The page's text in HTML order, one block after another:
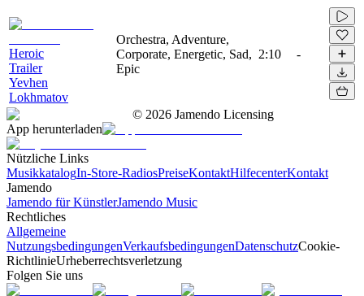
Heroic
Trailer
Yevhen
Lokhmatov
Orchestra, Adventure,
Corporate, Energetic, Sad,
Epic
2:10 -
© 2026 Jamendo Licensing
App herunterladen
Nützliche Links
MusikkatalogIn-Store-RadiosPreiseKontaktHilfecenterKontakt
Jamendo
Jamendo für KünstlerJamendo Music
Rechtliches
Allgemeine
NutzungsbedingungenVerkaufsbedingungenDatenschutzCookie-
RichtlinieUrheberrechtsverletzung
Folgen Sie uns